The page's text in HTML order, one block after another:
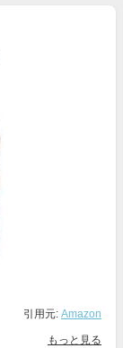
引用元: Amazon
もっと見る